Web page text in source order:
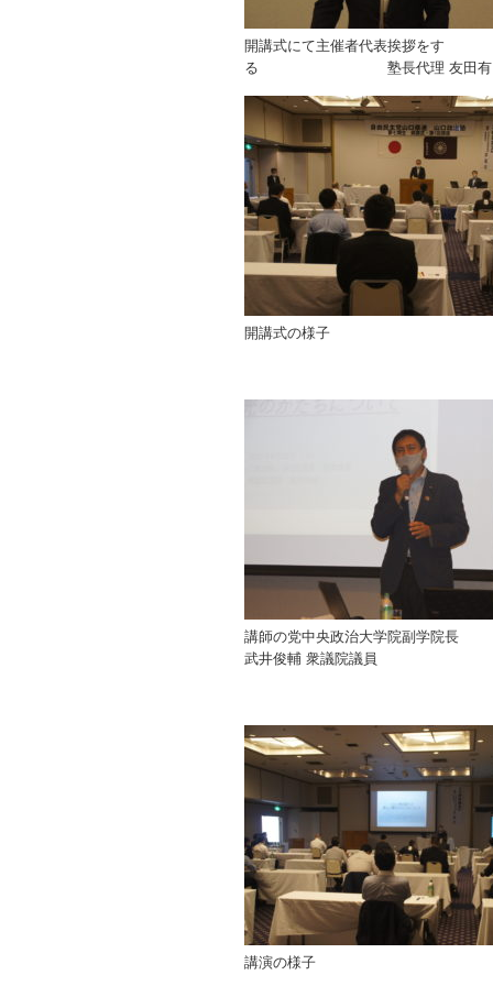
開講式にて主催者代表挨拶をす
る 塾長代理 友田有 県
開講式の様子
講師の党中央政治大学院
武井俊輔 衆議院議員
講演の様子